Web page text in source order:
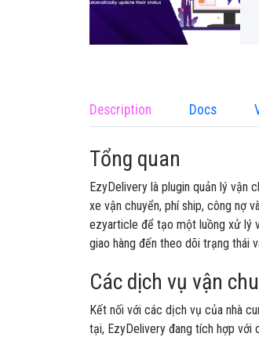
Description Docs
Tổng quan
EzyDelivery là plugin quản lý vận
xe vận chuyển, phí ship, công nợ
ezyarticle để tạo một luồng xử lý
giao hàng đến theo dõi trạng thái
Các dịch vụ vận
Kết nối với các dịch vụ của nhà
tại, EzyDelivery đang tích hợp với